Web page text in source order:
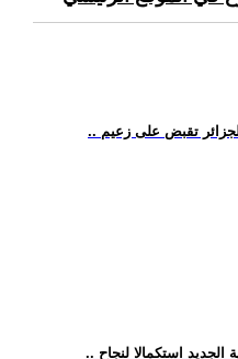
تقبض على زعيم
استكمالا لنجاح